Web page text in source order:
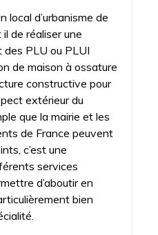
local d’urbanisme de
de réaliser une
des PLU ou PLUI
de maison à ossature
constructive pour
extérieur du
que la mairie et les
de France peuvent
c’est une
services
d’aboutir en
bien